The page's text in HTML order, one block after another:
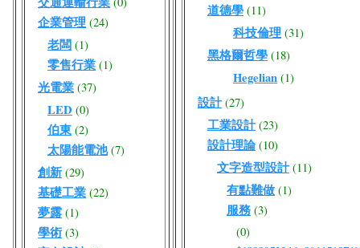
企業管理 (24)
老闆 (1)
零售行業 (1)
光電業 (37)
LED (0)
伯東 (2)
太陽能電池 (7)
創新 (29)
基礎工業 (22)
夢露 (1)
學術 (3)
道德學 (11)
科技倫理 (31)
黑格爾哲學 (18)
Hegelian (1)
設計 (27)
工業設計 (23)
設計理論 (10)
文字造型設計 (11)
有點難做 (1)
服務 (3)
(0)